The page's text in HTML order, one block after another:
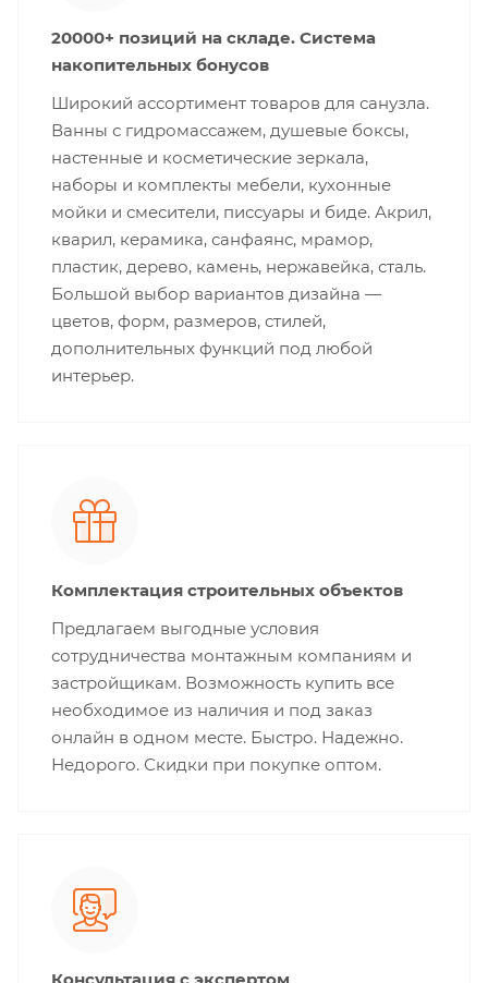
20000+ позиций на складе. Система
накопительных бонусов
Широкий ассортимент товаров для санузла.
Ванны с гидромассажем, душевые боксы,
настенные и косметические зеркала,
наборы и комплекты мебели, кухонные
мойки и смесители, писсуары и биде. Акрил,
кварил, керамика, санфаянс, мрамор,
пластик, дерево, камень, нержавейка, сталь.
Большой выбор вариантов дизайна —
цветов, форм, размеров, стилей,
дополнительных функций под любой
интерьер.
Комплектация строительных объектов
Предлагаем выгодные условия
сотрудничества монтажным компаниям и
застройщикам. Возможность купить все
необходимое из наличия и под заказ
онлайн в одном месте. Быстро. Надежно.
Недорого. Скидки при покупке оптом.